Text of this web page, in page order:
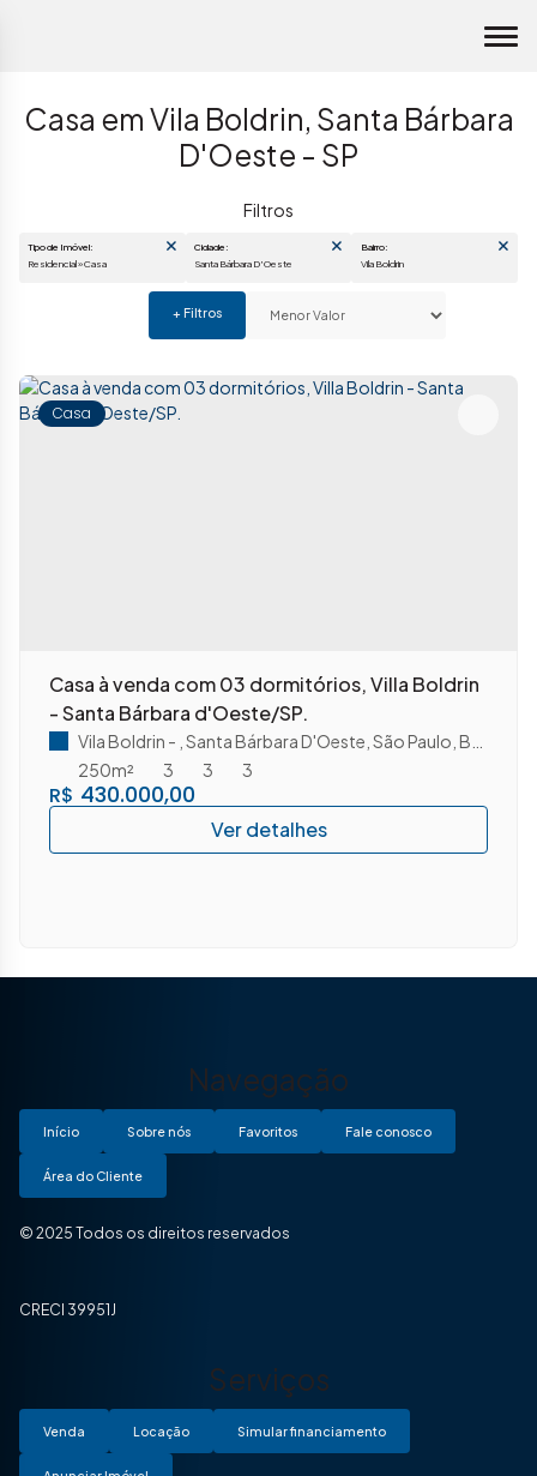
Casa em Vila Boldrin, Santa Bárbara
D'Oeste - SP
Santa Bárbara D'Oeste
Casa
Casa à venda com 03 dormitórios, Villa Boldrin
- Santa Bárbara d'Oeste/SP.
R$ 430.000,00
Vila Boldrin Santa Bárbara D'Oeste São Paulo Brasil
3
3
250m² 3
Navegação
Início Sobre nós Favoritos Fale conosco
Área do Cliente
© 2025 Todos os direitos reservados
CRECI 39951J
Serviços
Venda Locação Simular financiamento